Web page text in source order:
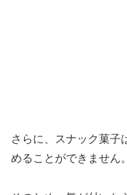
さらに、スナック菓子
めることができません。